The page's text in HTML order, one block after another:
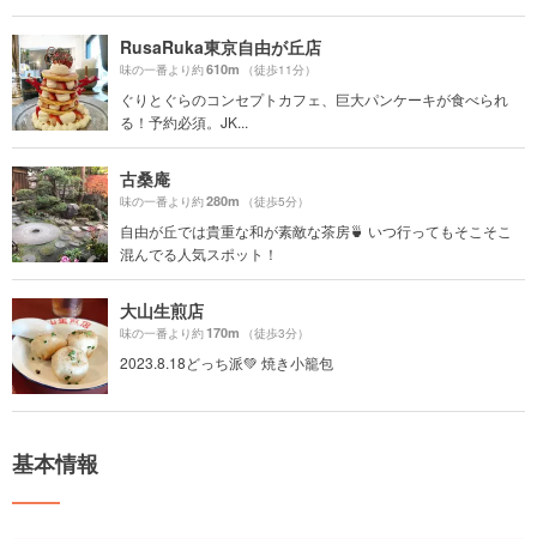
RusaRuka東京自由が丘店
味の一番より約610m （徒歩11分）
ぐりとぐらのコンセプトカフェ、巨大パンケーキが食べられ
る！予約必須。JK...
古桑庵
味の一番より約280m （徒歩5分）
自由が丘では貴重な和が素敵な茶房🍵 いつ行ってもそこそこ
混んでる人気スポット！
大山生煎店
味の一番より約170m （徒歩3分）
2023.8.18どっち派💚 焼き小籠包
基本情報